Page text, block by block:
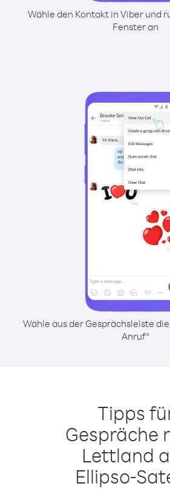
Wähle den Kontakt in Viber und
Fenster an
Wähle aus der Gesprächsleiste
Anruf“
Tipps
Gespräche
Lettland
Ellipso-